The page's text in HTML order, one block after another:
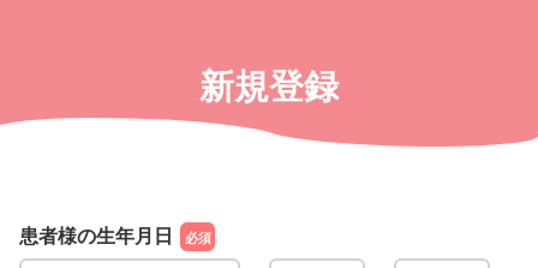
新規登録
患者様の生年月日 必須